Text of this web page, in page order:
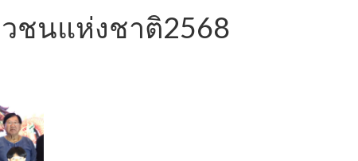
วชนแห่งชาติ2568